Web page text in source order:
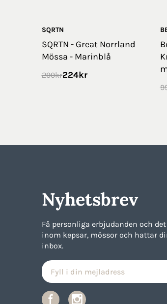
SQRTN
SQRTN - Great Norrland
Mössa - Marinblå
299kr224kr
Nyhetsbrev
Få personliga erbjudanden och
inom kepsar, mössor och hattar
inbox.